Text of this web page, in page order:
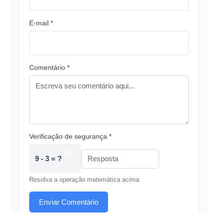
E-mail *
Comentário *
Verificação de segurança *
9 - 3 = ?
Resolva a operação matemática acima
Enviar Comentário